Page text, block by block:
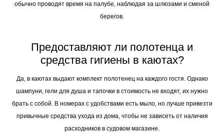
обычно проводят время на палубе, наблюдая за шлюзами и сменой
берегов.
Предоставляют ли полотенца и
средства гигиены в каютах?
Да, в каютах выдают комплект полотенец на каждого гостя. Однако
шампуни, гели для душа и тапочки в стоимость не входят, их нужно
брать с собой. В номерах с удобствами есть мыло, но лучше привезти
привычные средства ухода из дома, чтобы не зависеть от наличия
расходников в судовом магазине.